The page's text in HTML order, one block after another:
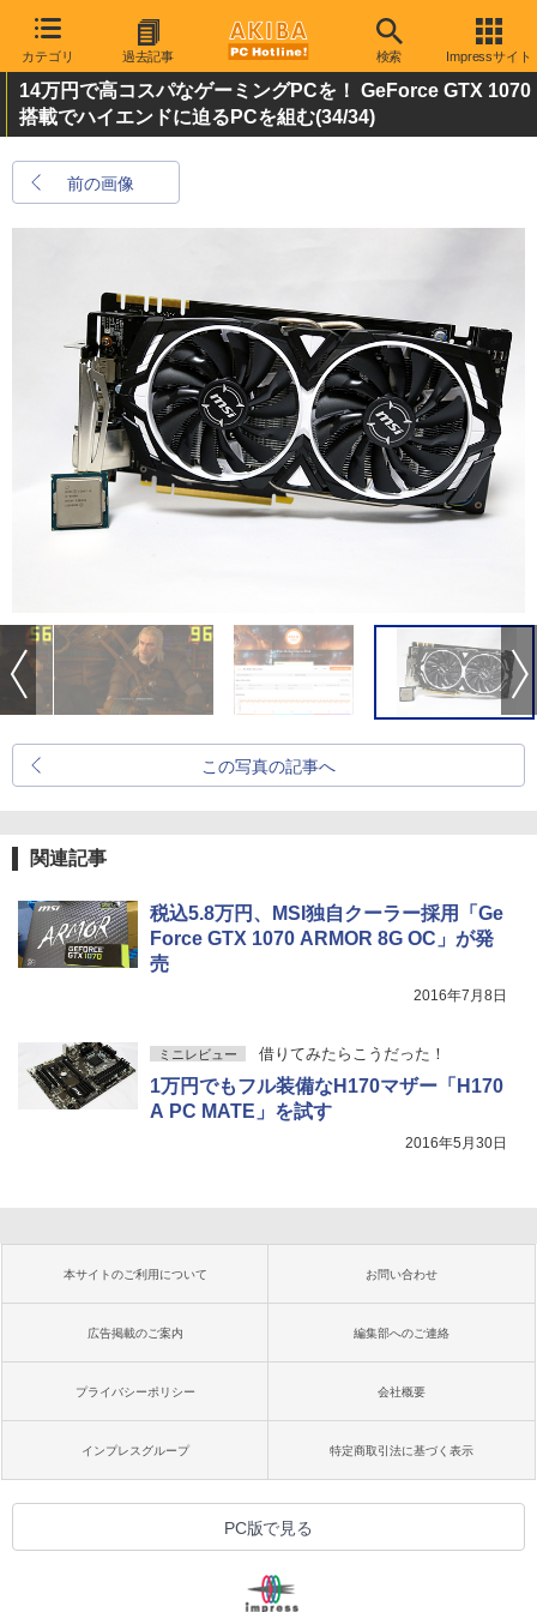
カテゴリ 過去記事 検索 Impressサイト
14万円で高コスパなゲーミングPCを！ GeForce GTX 1070
搭載でハイエンドに迫るPCを組む(34/34)
前の画像
この写真の記事へ
関連記事
税込5.8万円、MSI独自クーラー採用「Ge
Force GTX 1070 ARMOR 8G OC」が発
売
2016年7月8日
ミニレビュー 借りてみたらこうだった！
1万円でもフル装備なH170マザー「H170
A PC MATE」を試す
2016年5月30日
本サイトのご利用について お問い合わせ
広告掲載のご案内 編集部へのご連絡
プライバシーポリシー 会社概要
インプレスグループ 特定商取引法に基づく表示
PC版で見る